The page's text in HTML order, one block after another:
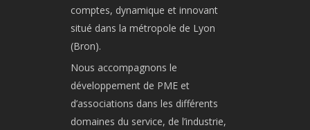
comptes, dynamique et innovant
situé dans la métropole de Lyon
(Bron).
Nous accompagnons le
développement de PME et
d’associations dans les différents
domaines du service, de l’industrie,